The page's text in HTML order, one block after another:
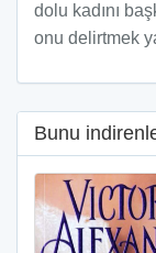
dolu kadını
onu delirtmek
Bunu